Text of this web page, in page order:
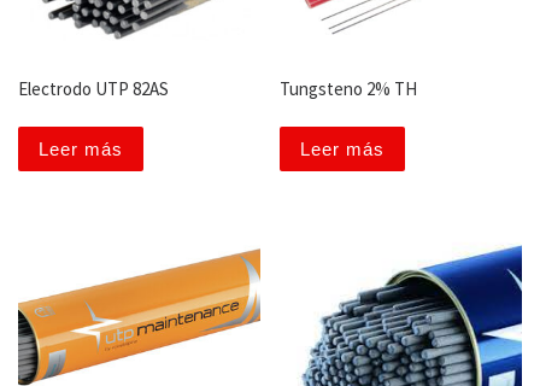
Electrodo UTP 82AS
Leer más
Tungsteno 2% TH
Leer más